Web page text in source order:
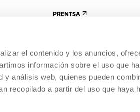
el contenido y los anuncios,
información sobre el uso que
análisis web, quienes pueden
recopilado a partir del uso que haya
PRENTSA